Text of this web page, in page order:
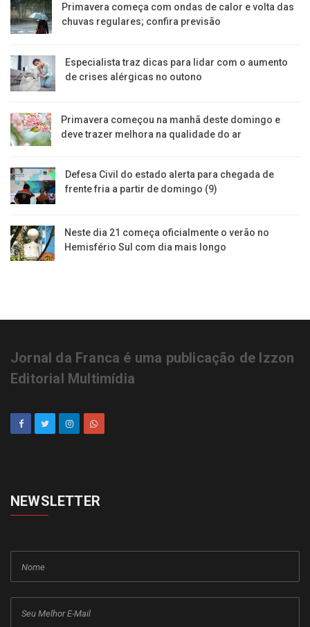
Primavera começa com ondas de calor e volta das
chuvas regulares; confira previsão
Especialista traz dicas para lidar com o aumento
de crises alérgicas no outono
Primavera começou na manhã deste domingo e
deve trazer melhora na qualidade do ar
Defesa Civil do estado alerta para chegada de
frente fria a partir de domingo (9)
Neste dia 21 começa oficialmente o verão no
Hemisfério Sul com dia mais longo
Jornal da Franca é uma publicação de Izzon
Editorial Multimídia
NEWSLETTER